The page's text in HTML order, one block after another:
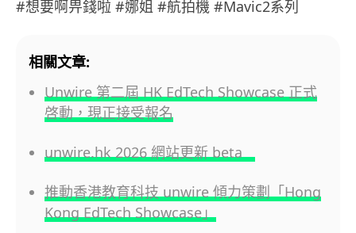
#想要啊畀錢啦 #娜姐 #航拍機 #Mavic2系列
相關文章:
Unwire 第二屆 HK EdTech Showcase 正式
啓動，現正接受報名
unwire.hk 2026 網站更新 beta
推動香港教育科技 unwire 傾力策劃「Hong
Kong EdTech Showcase」